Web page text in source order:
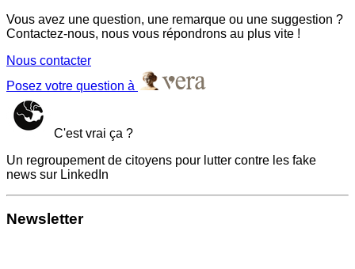
Vous avez une question, une remarque ou une suggestion ?
Contactez-nous, nous vous répondrons au plus vite !
Nous contacter
Posez votre question à
C'est vrai ça ?
Un regroupement de citoyens pour lutter contre les fake
news sur LinkedIn
Newsletter